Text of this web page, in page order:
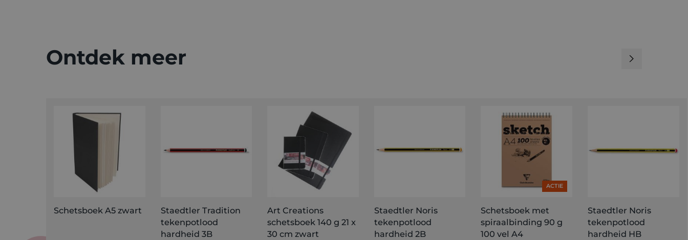
Ontdek meer
Schetsboek A5 zwart
Staedtler Tradition
tekenpotlood
hardheid 3B
Art Creations
schetsboek 140 g 21 x
30 cm zwart
Staedtler Noris
tekenpotlood
hardheid 2B
ACTIE
Schetsboek met
spiraalbinding 90 g
100 vel A4
Staedtler Noris
tekenpotlood
hardheid HB